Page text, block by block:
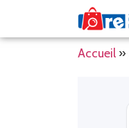
Accueil »